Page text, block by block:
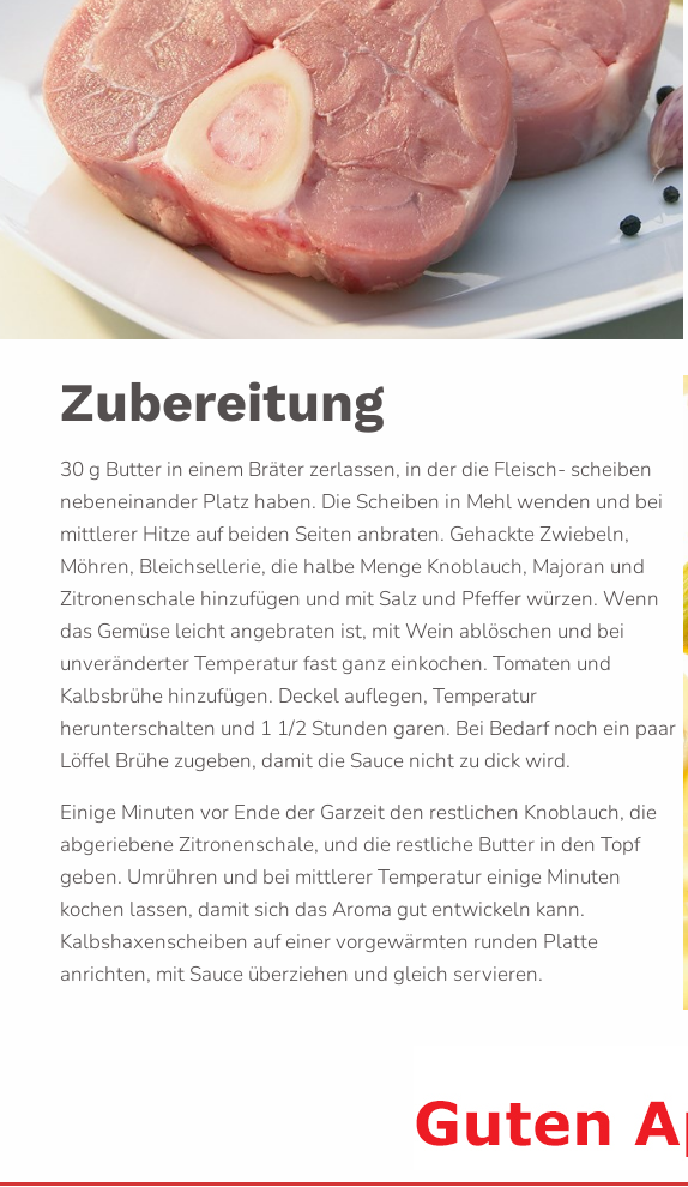
Zubereitung
30 g Butter in einem Bräter zerlassen, in der die Fleisch- scheiben
nebeneinander Platz haben. Die Scheiben in Mehl wenden und bei
mittlerer Hitze auf beiden Seiten anbraten. Gehackte Zwiebeln,
Möhren, Bleichsellerie, die halbe Menge Knoblauch, Majoran und
Zitronenschale hinzufügen und mit Salz und Pfeffer würzen. Wenn
das Gemüse leicht angebraten ist, mit Wein ablöschen und bei
unveränderter Temperatur fast ganz einkochen. Tomaten und
Kalbsbrühe hinzufügen. Deckel auflegen, Temperatur
herunterschalten und 1 1/2 Stunden garen. Bei Bedarf noch ein paar
Löffel Brühe zugeben, damit die Sauce nicht zu dick wird.
Einige Minuten vor Ende der Garzeit den restlichen Knoblauch, die
abgeriebene Zitronenschale, und die restliche Butter in den Topf
geben. Umrühren und bei mittlerer Temperatur einige Minuten
kochen lassen, damit sich das Aroma gut entwickeln kann.
Kalbshaxenscheiben auf einer vorgewärmten runden Platte
anrichten, mit Sauce überziehen und gleich servieren.